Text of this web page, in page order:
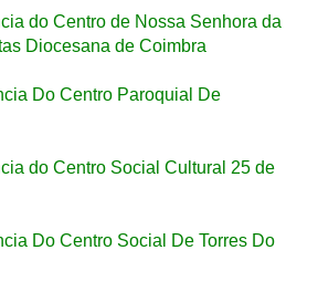
do Centro de Nossa Senhora da
Diocesana de Coimbra
Do Centro Paroquial De
do Centro Social Cultural 25 de
Do Centro Social De Torres Do